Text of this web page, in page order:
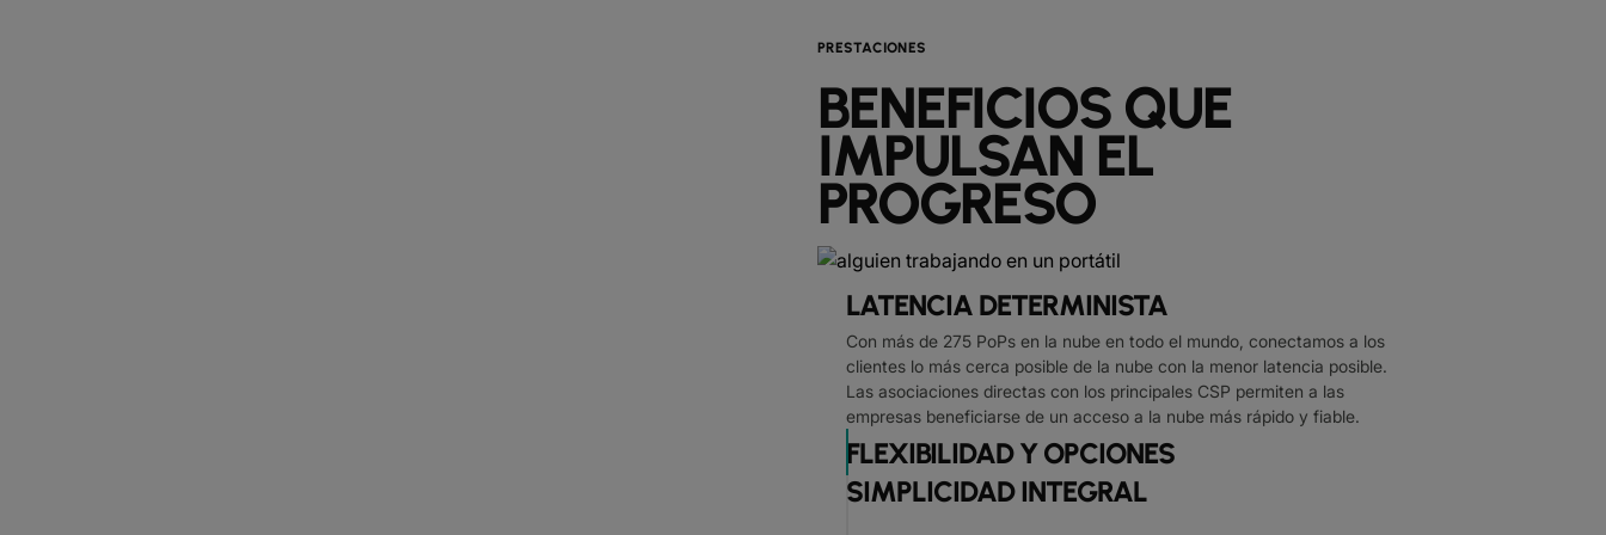
PRESTACIONES
BENEFICIOS QUE
IMPULSAN EL
PROGRESO
LATENCIA DETERMINISTA
Con más de 275 PoPs en la nube en todo el mundo, conectamos a los
clientes lo más cerca posible de la nube con la menor latencia posible.
Las asociaciones directas con los principales CSP permiten a las
empresas beneficiarse de un acceso a la nube más rápido y fiable.
FLEXIBILIDAD Y OPCIONES
SIMPLICIDAD INTEGRAL